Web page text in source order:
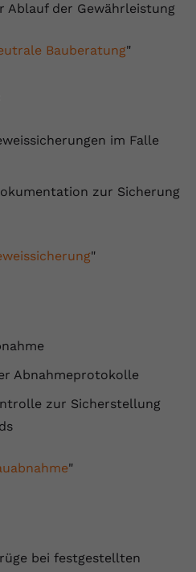
Ablauf der Gewährleistung
Bauberatung"
im Falle
zur Sicherung
"
Abnahmeprotokolle
zur Sicherstellung
"
bei festgestellten